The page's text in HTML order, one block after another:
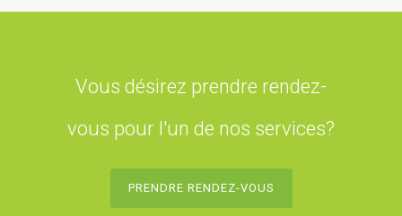
Vous désirez prendre rendez-
vous pour l'un de nos services?
PRENDRE RENDEZ-VOUS